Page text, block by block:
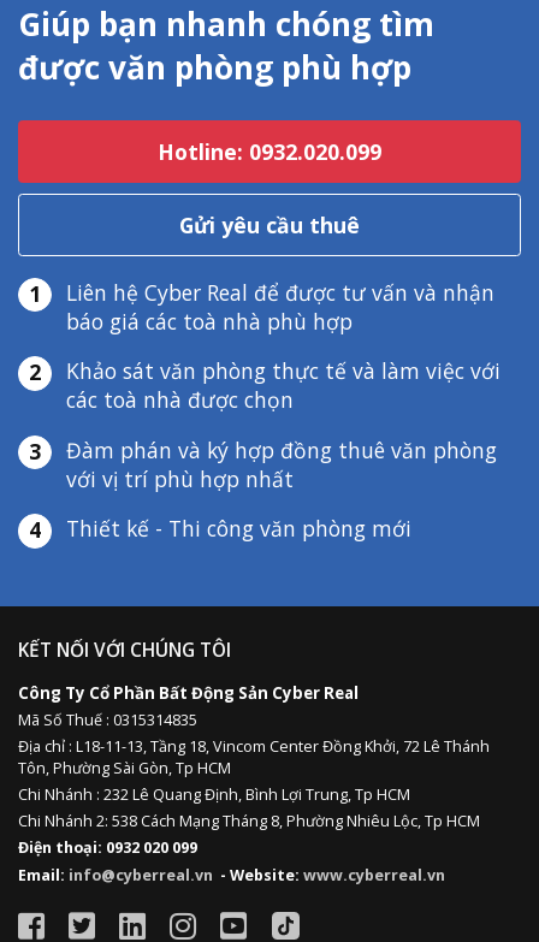
Giúp bạn nhanh chóng tìm
được văn phòng phù hợp
Hotline: 0932.020.099
Gửi yêu cầu thuê
1
Liên hệ Cyber Real để được tư vấn và nhận
báo giá các toà nhà phù hợp
2
Khảo sát văn phòng thực tế và làm việc với
các toà nhà được chọn
3
Đàm phán và ký hợp đồng thuê văn phòng
với vị trí phù hợp nhất
4
Thiết kế - Thi công văn phòng mới
KẾT NỐI VỚI CHÚNG TÔI
Công Ty Cổ Phần Bất Động Sản Cyber Real
Mã Số Thuế : 0315314835
Địa chỉ : L18-11-13,Tầng 18, Vincom Center Đồng Khởi, 72 Lê Thánh
Tôn, Phường Sài Gòn, Tp HCM
Chi Nhánh : 232 Lê Quang Định,Bình Lợi Trung,Tp HCM
Chi Nhánh 2: 538 Cách Mạng Tháng 8, Phường Nhiêu Lộc, Tp HCM
Điện thoại: 0932 020 099
Email: info@cyberreal.vn - Website: www.cyberreal.vn